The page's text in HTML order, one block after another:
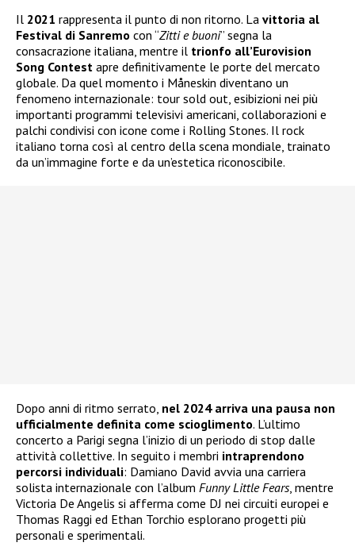
Il 2021 rappresenta il punto di non ritorno. La vittoria al
Festival di Sanremo con “Zitti e buoni” segna la
consacrazione italiana, mentre il trionfo all’Eurovision
Song Contest apre definitivamente le porte del mercato
globale. Da quel momento i Måneskin diventano un
fenomeno internazionale: tour sold out, esibizioni nei più
importanti programmi televisivi americani, collaborazioni e
palchi condivisi con icone come i Rolling Stones. Il rock
italiano torna così al centro della scena mondiale, trainato
da un’immagine forte e da un’estetica riconoscibile.
Dopo anni di ritmo serrato, nel 2024 arriva una pausa non
ufficialmente definita come scioglimento. L’ultimo
concerto a Parigi segna l’inizio di un periodo di stop dalle
attività collettive. In seguito i membri intraprendono
percorsi individuali: Damiano David avvia una carriera
solista internazionale con l’album Funny Little Fears, mentre
Victoria De Angelis si afferma come DJ nei circuiti europei e
Thomas Raggi ed Ethan Torchio esplorano progetti più
personali e sperimentali.